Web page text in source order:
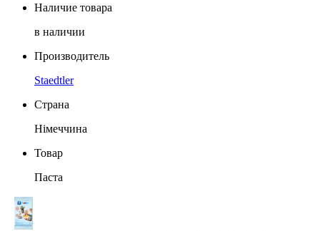
Наличие товара
в наличии
Производитель
Staedtler
Страна
Німеччина
Товар
Паста